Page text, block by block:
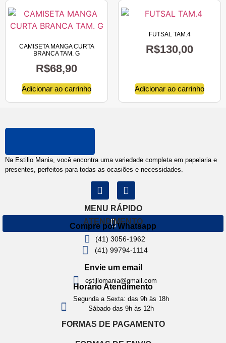
CAMISETA MANGA CURTA
BRANCA TAM. G
R$68,90
Adicionar ao carrinho
FUTSAL TAM.4
R$130,00
Adicionar ao carrinho
Na Estillo Mania, você encontra uma variedade completa em papelaria e
presentes, perfeitos para todas as ocasiões e necessidades.
MENU RÁPIDO
ATENDIMENTO
Compre por Whatsapp
(41) 3056-1962
(41) 99794-1114
Envie um email
estillomania@gmail.com
Horário Atendimento
Segunda a Sexta: das 9h às 18h
Sábado das 9h às 12h
FORMAS DE PAGAMENTO